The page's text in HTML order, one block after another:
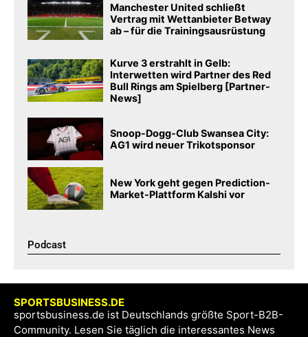
Manchester United schließt
Vertrag mit Wettanbieter Betway
ab – für die Trainingsausrüstung
Kurve 3 erstrahlt in Gelb:
Interwetten wird Partner des Red
Bull Rings am Spielberg [Partner-
News]
Snoop-Dogg-Club Swansea City:
AG1 wird neuer Trikotsponsor
New York geht gegen Prediction-
Market-Plattform Kalshi vor
Podcast​
SPORTSBUSINESS.DE
sportsbusiness.de ist Deutschlands größte Sport-B2B-
Community. Lesen Sie täglich die interessantes News